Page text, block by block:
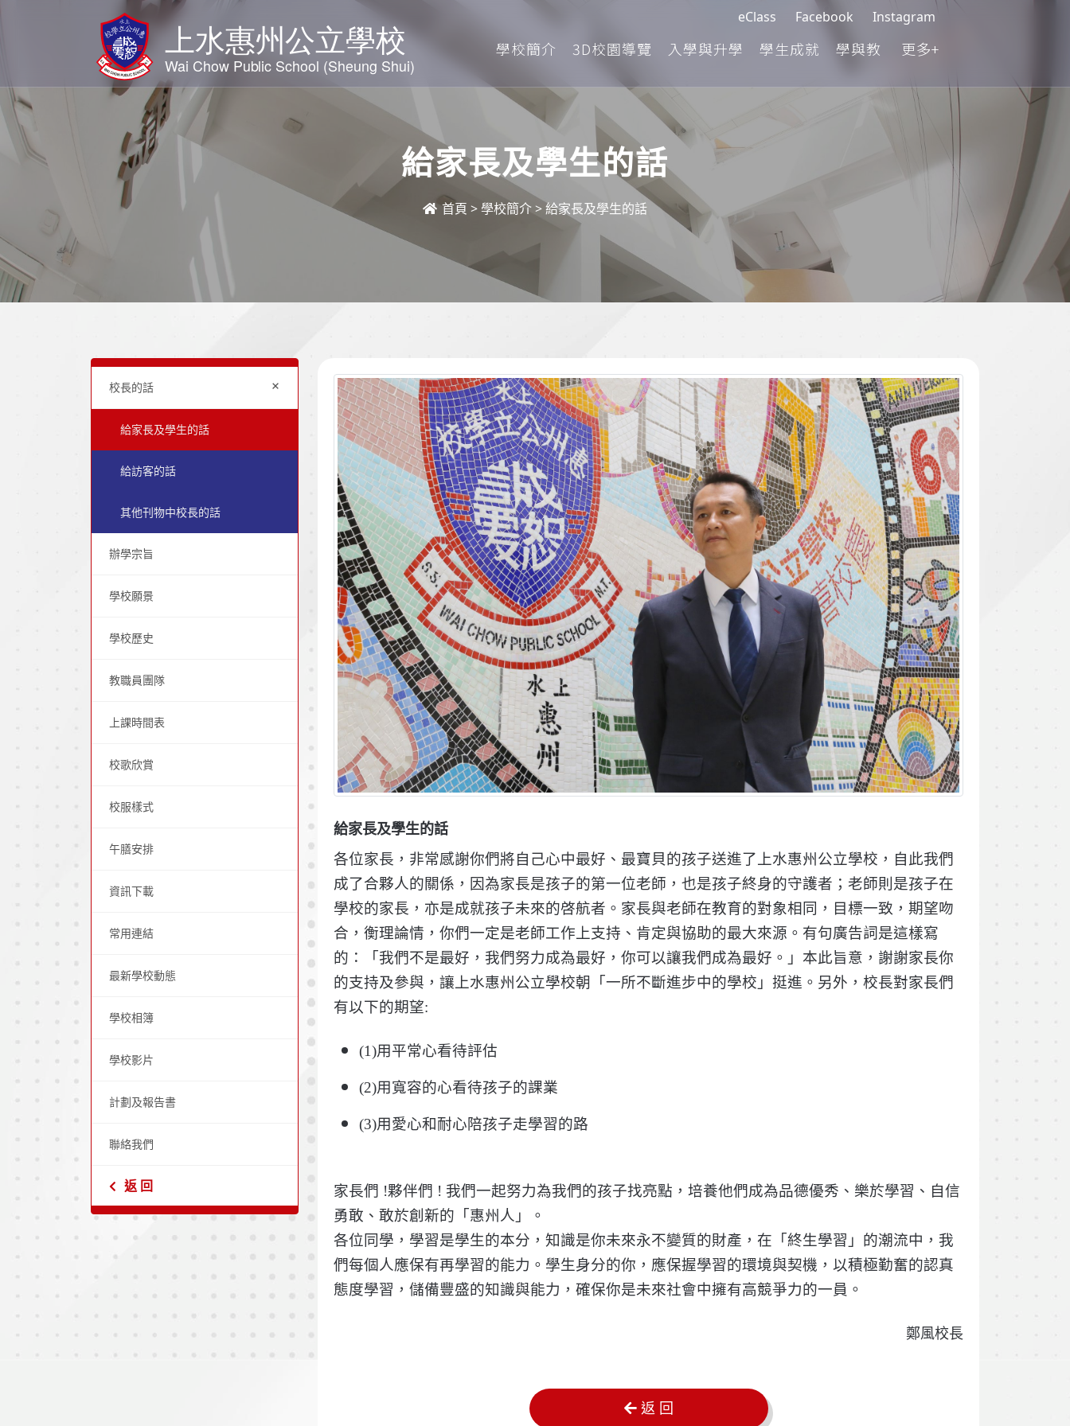
eClass Facebook Instagram
學校簡介 3D校園導覽 入學與升學 學生成就 學與教 更多+
給家長及學生的話
首頁 >學校簡介>給家長及學生的話
校長的話 +
給家長及學生的話
給訪客的話
其他刊物中校長的話
辦學宗旨
學校願景
學校歷史
教職員團隊
上課時間表
校歌欣賞
校服樣式
午膳安排
資訊下載
常用連結
最新學校動態
學校相簿
學校影片
計劃及報告書
聯絡我們
返 回
給家長及學生的話
各位家長，非常感謝你們將自己心中最好、最寶貝的孩子送進了上水惠州公立學校，自此我們
成了合夥人的關係，因為家長是孩子的第一位老師，也是孩子終身的守護者；老師則是孩子在
學校的家長，亦是成就孩子未來的啓航者。家長與老師在教育的對象相同，目標一致，期望吻
合，衡理論情，你們一定是老師工作上支持、肯定與協助的最大來源。有句廣告詞是這樣寫
的：「我們不是最好，我們努力成為最好，你可以讓我們成為最好。」本此旨意，謝謝家長你
的支持及參與，讓上水惠州公立學校朝「一所不斷進步中的學校」挺進。另外，校長對家長們
有以下的期望:
(1)用平常心看待評估
(2)用寬容的心看待孩子的課業
(3)用愛心和耐心陪孩子走學習的路
家長們 !夥伴們 ! 我們一起努力為我們的孩子找亮點，培養他們成為品德優秀、樂於學習、自信
勇敢、敢於創新的「惠州人」。
各位同學，學習是學生的本分，知識是你未來永不變質的財產，在「終生學習」的潮流中，我
們每個人應保有再學習的能力。學生身分的你，應保握學習的環境與契機，以積極勤奮的認真
態度學習，儲備豐盛的知識與能力，確保你是未來社會中擁有高競爭力的一員。
鄭風校長
返 回